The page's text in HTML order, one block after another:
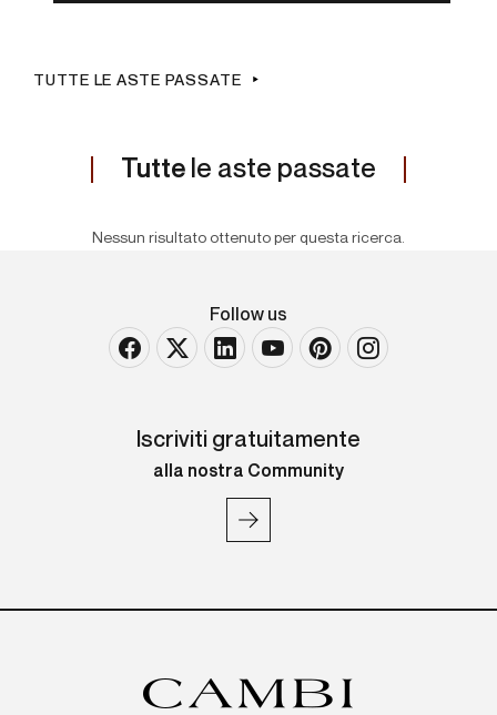
TUTTE LE ASTE PASSATE
Tutte le aste passate
Nessun risultato ottenuto per questa ricerca.
Follow us
Iscriviti gratuitamente
alla nostra Community